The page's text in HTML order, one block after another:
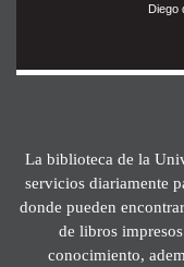
Diego
La biblioteca de la
servicios diariamente
donde pueden
de libros
conocimiento,